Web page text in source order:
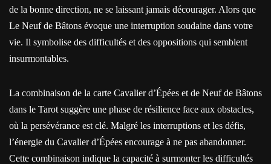
de la bonne direction, ne se laissant jamais décourager. Alors que
Le Neuf de Bâtons évoque une interruption soudaine dans votre
vie. Il symbolise des difficultés et des oppositions qui semblent
insurmontables.
La combinaison de la carte Cavalier d’Épées et de Neuf de Bâtons
dans le Tarot suggère une phase de résilience face aux obstacles,
où la persévérance est clé. Malgré les interruptions et les défis,
l’énergie du Cavalier d’Épées encourage à ne pas abandonner.
Cette combinaison indique la capacité à surmonter les difficultés